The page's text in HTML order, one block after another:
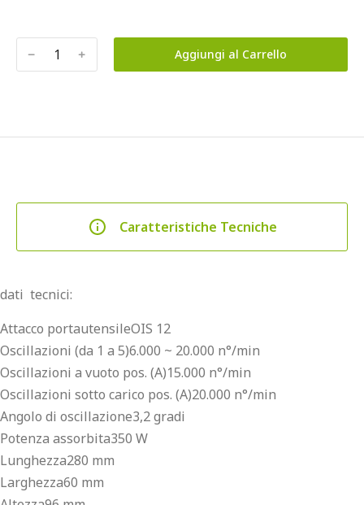
﹣ ﹢ Aggiungi al Carrello
Caratteristiche Tecniche
dati tecnici:
Attacco portautensileOIS 12
Oscillazioni (da 1 a 5)6.000 ~ 20.000 n°/min
Oscillazioni a vuoto pos. (A)15.000 n°/min
Oscillazioni sotto carico pos. (A)20.000 n°/min
Angolo di oscillazione3,2 gradi
Potenza assorbita350 W
Lunghezza280 mm
Larghezza60 mm